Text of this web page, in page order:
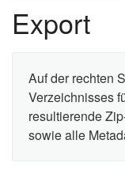
Export
Auf der rechten
Verzeichnisses
resultierende
sowie alle